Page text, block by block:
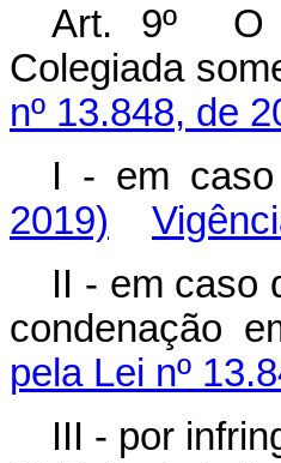
Art. 9º O
Colegiada
nº 13.848, de
I - em
2019)
II - em caso
condenação
pela Lei nº
III - por